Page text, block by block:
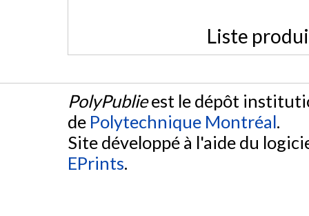
Liste
PolyPublieest le dépôt
de Polytechnique Montréal.
Site développé à l'aide du
EPrints.